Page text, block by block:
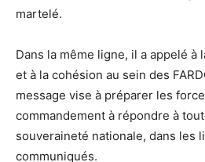
martelé.
Dans la même ligne, il a appelé à
et à la cohésion au sein des
message vise à préparer les
commandement à répondre à
souveraineté nationale, dans les
communiqués.